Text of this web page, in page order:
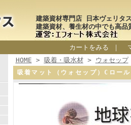
建築資材専門店 日本ヴェリタス
建築資材、養生材の中でも高品
カートをみる ｜
HOME > 吸着・吸水材> ウォセップ
吸着マット（ウォセップ）Cロ